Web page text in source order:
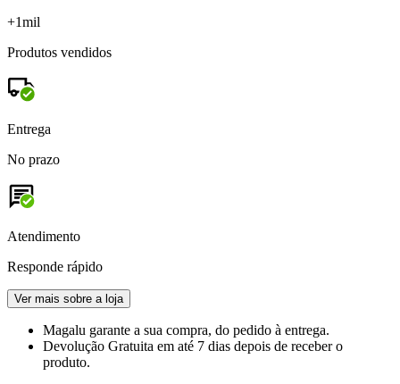
+1mil
Produtos vendidos
Entrega
No prazo
Atendimento
Responde rápido
Ver mais sobre a loja
Magalu garante a sua compra, do pedido à entrega.
Devolução Gratuita em até 7 dias depois de receber o
produto.